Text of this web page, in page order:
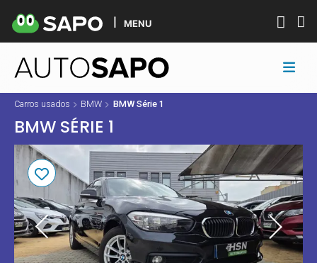
MENU
Carros usados BMW BMW Série 1
BMW SÉRIE 1